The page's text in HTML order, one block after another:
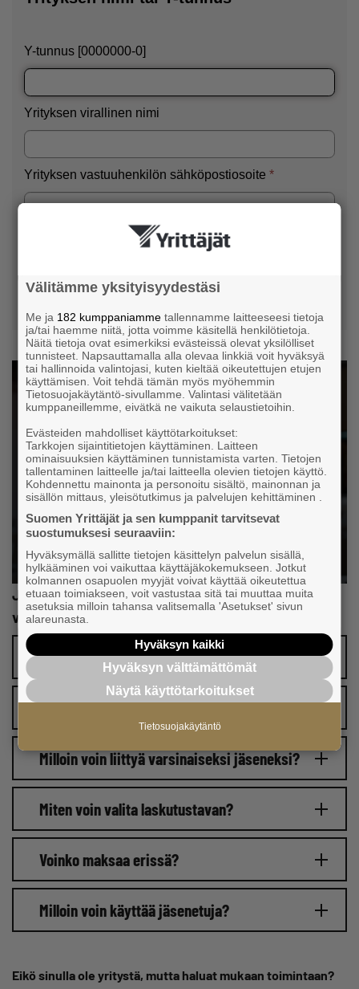
Jäikö jokin vielä mietityttämään? Katso tästä
vastaukset usein kysyttyihin kysymyksiin:
Paljonko jäsenyys maksaa?
Kuinka pitkään jäsenyys on voimassa?
Milloin voin liittyä varsinaiseksi jäseneksi?
Miten voin valita laskutustavan?
Voinko maksaa erissä?
Milloin voin käyttää jäsenetuja?
Eikö sinulla ole yritystä, mutta haluat mukaan toimintaan?
Välitämme yksityisyydestäsi
Me ja 182 kumppaniamme tallennamme laitteeseesi tietoja
ja/tai haemme niitä, jotta voimme käsitellä henkilötietoja.
Näitä tietoja ovat esimerkiksi evästeissä olevat yksilölliset
tunnisteet. Napsauttamalla alla olevaa linkkiä voit hyväksyä
tai hallinnoida valintojasi, kuten kieltää oikeutettujen etujen
käyttämisen. Voit tehdä tämän myös myöhemmin
Tietosuojakäytäntö-sivullamme. Valintasi välitetään
kumppaneillemme, eivätkä ne vaikuta selaustietoihin.
Evästeiden mahdolliset käyttötarkoitukset:
Tarkkojen sijaintitietojen käyttäminen. Laitteen
ominaisuuksien käyttäminen tunnistamista varten. Tietojen
tallentaminen laitteelle ja/tai laitteella olevien tietojen käyttö.
Kohdennettu mainonta ja personoitu sisältö, mainonnan ja
sisällön mittaus, yleisötutkimus ja palvelujen kehittäminen .
Suomen Yrittäjät ja sen kumppanit tarvitsevat
suostumuksesi seuraaviin:
Hyväksymällä sallitte tietojen käsittelyn palvelun sisällä,
hylkääminen voi vaikuttaa käyttäjäkokemukseen. Jotkut
kolmannen osapuolen myyjät voivat käyttää oikeutettua
etuaan toimiakseen, voit vastustaa sitä tai muuttaa muita
asetuksia milloin tahansa valitsemalla 'Asetukset' sivun
alareunasta.
Hyväksyn kaikki
Hyväksyn välttämättömät
Näytä käyttötarkoitukset
Tietosuojakäytäntö